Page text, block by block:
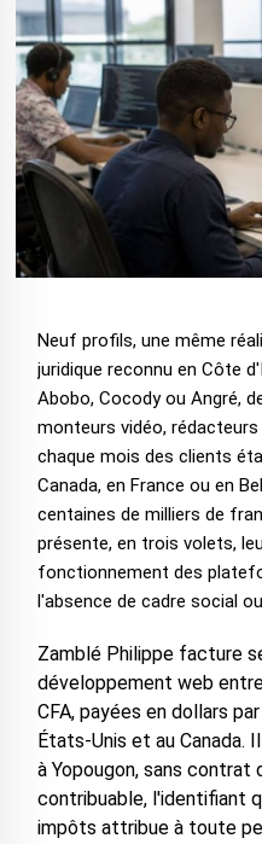
Neuf profils, une même
juridique reconnu en Côte
Abobo, Cocody ou Angré,
monteurs vidéo,
chaque mois des clients
Canada, en France ou en
centaines de milliers de
présente, en trois volets,
fonctionnement des
l'absence de cadre social
Zamblé Philippe facture
développement web
CFA, payées en dollars
États-Unis et au Canada.
à Yopougon, sans contrat
contribuable, l'identifiant
impôts attribue à toute